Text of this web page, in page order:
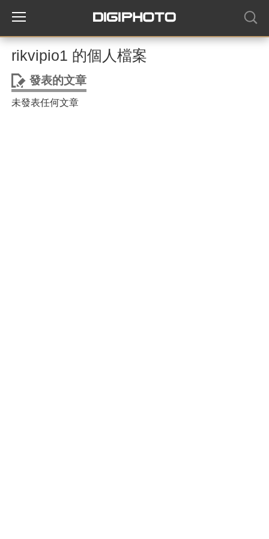
rikvipio1 的個人檔案
發表的文章
未發表任何文章